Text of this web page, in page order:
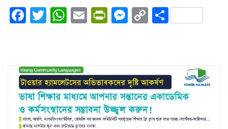
Facebook
Twitter
WhatsApp
EmailPrintFriendly
Messenger
CopyShare